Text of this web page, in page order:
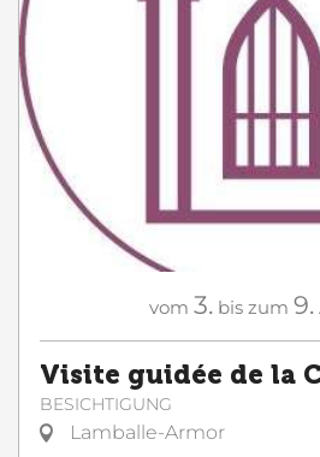
vom 3. bis zum 9.
Visite guidée de la
BESICHTIGUNG
Lamballe-Armor